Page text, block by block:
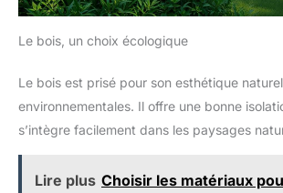
Le bois, un choix écologique
Le bois est prisé pour son esthétique
environnementales. Il offre une bonne
s’intègre facilement dans les paysages
Lire plus Choisir les matériaux